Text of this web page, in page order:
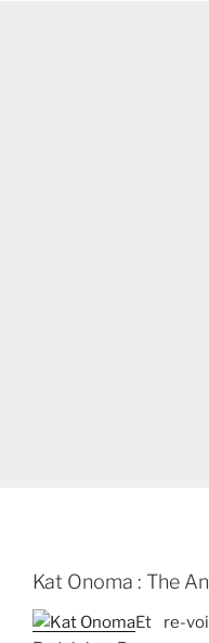
Kat Onoma : The
Et re-